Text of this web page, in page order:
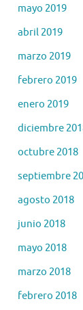
mayo 2019
abril 2019
marzo 2019
febrero 2019
enero 2019
diciembre
octubre 2018
septiembre
agosto 2018
junio 2018
mayo 2018
marzo 2018
febrero 2018